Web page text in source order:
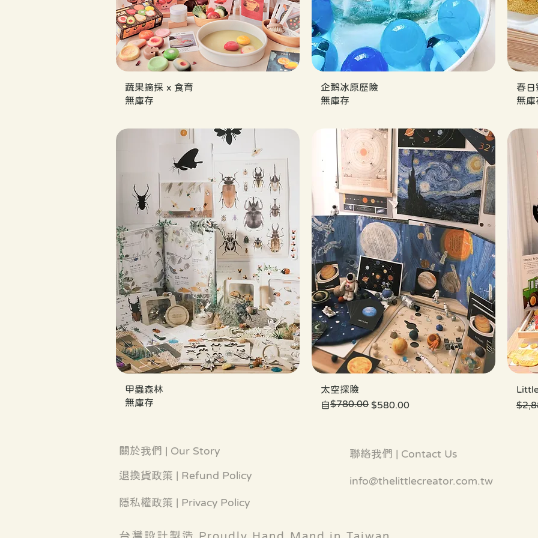
蔬果摘採 x 食育
無庫存
企鵝冰原歷險
無庫存
春日
無庫
甲蟲森林
無庫存
太空探險
自
一般價格
$780.00 $580.00
促銷價格
一般
關於我們 | Our Story
退換貨政策 | Refund Policy
隱私權政策 | Privacy Policy
聯絡我們 | Contact Us
info@thelittlecreator.com.tw